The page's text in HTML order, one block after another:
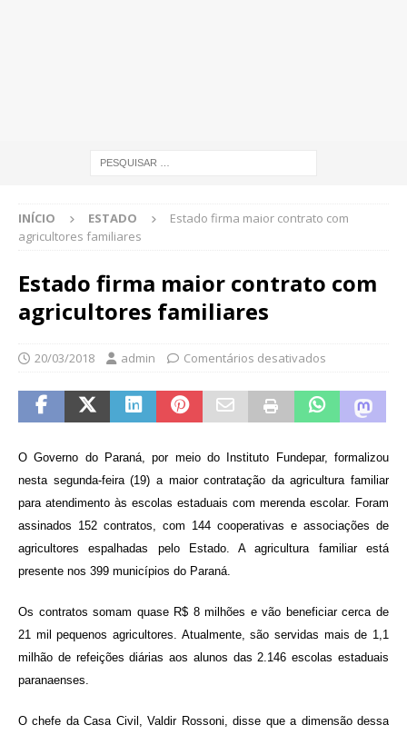
INÍCIO ESTADO
Estado firma maior contrato com
agricultores familiares
Estado firma maior contrato com
agricultores familiares
20/03/2018 admin Comentários desativados
O Governo do Paraná, por meio do Instituto Fundepar, formalizou
nesta segunda-feira (19) a maior contratação da agricultura familiar
para atendimento às escolas estaduais com merenda escolar. Foram
assinados 152 contratos, com 144 cooperativas e associações de
agricultores espalhadas pelo Estado. A agricultura familiar está
presente nos 399 municípios do Paraná.
Os contratos somam quase R$ 8 milhões e vão beneficiar cerca de
21 mil pequenos agricultores. Atualmente, são servidas mais de 1,1
milhão de refeições diárias aos alunos das 2.146 escolas estaduais
paranaenses.
O chefe da Casa Civil, Valdir Rossoni, disse que a dimensão dessa